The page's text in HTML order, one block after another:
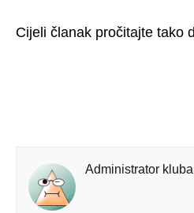
Cijeli članak pročitajte tako
Administrator kluba